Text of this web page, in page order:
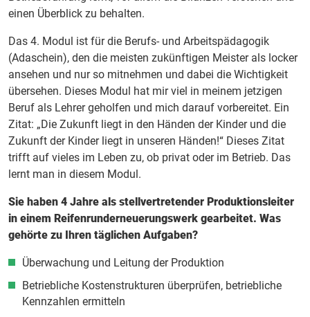
einen Überblick zu behalten.
Das 4. Modul ist für die Berufs- und Arbeitspädagogik
(Adaschein), den die meisten zukünftigen Meister als locker
ansehen und nur so mitnehmen und dabei die Wichtigkeit
übersehen. Dieses Modul hat mir viel in meinem jetzigen
Beruf als Lehrer geholfen und mich darauf vorbereitet. Ein
Zitat: „Die Zukunft liegt in den Händen der Kinder und die
Zukunft der Kinder liegt in unseren Händen!“ Dieses Zitat
trifft auf vieles im Leben zu, ob privat oder im Betrieb. Das
lernt man in diesem Modul.
Sie haben 4 Jahre als stellvertretender Produktionsleiter
in einem Reifenrunderneuerungswerk gearbeitet. Was
gehörte zu Ihren täglichen Aufgaben?
Überwachung und Leitung der Produktion
Betriebliche Kostenstrukturen überprüfen, betriebliche
Kennzahlen ermitteln